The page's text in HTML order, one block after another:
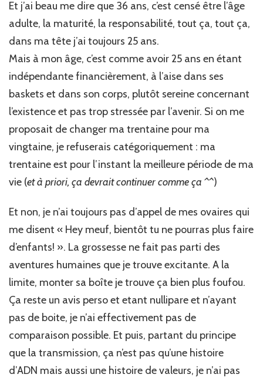
Et j’ai beau me dire que 36 ans, c’est censé être l’âge
adulte, la maturité, la responsabilité, tout ça, tout ça,
dans ma tête j’ai toujours 25 ans.
Mais à mon âge, c’est comme avoir 25 ans en étant
indépendante financièrement, à l’aise dans ses
baskets et dans son corps, plutôt sereine concernant
l’existence et pas trop stressée par l’avenir. Si on me
proposait de changer ma trentaine pour ma
vingtaine, je refuserais catégoriquement : ma
trentaine est pour l’instant la meilleure période de ma
vie (et à priori, ça devrait continuer comme ça ^^)
Et non, je n’ai toujours pas d’appel de mes ovaires qui
me disent « Hey meuf, bientôt tu ne pourras plus faire
d’enfants! ». La grossesse ne fait pas parti des
aventures humaines que je trouve excitante. A la
limite, monter sa boîte je trouve ça bien plus foufou.
Ça reste un avis perso et etant nullipare et n’ayant
pas de boite, je n’ai effectivement pas de
comparaison possible. Et puis, partant du principe
que la transmission, ça n’est pas qu’une histoire
d’ADN mais aussi une histoire de valeurs, je n’ai pas